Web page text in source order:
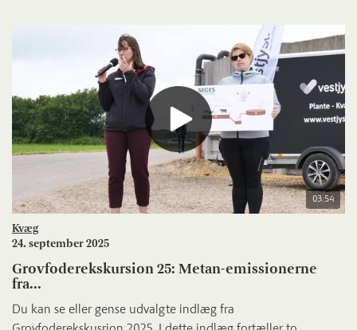
03:54
Kvæg
24. september 2025
Grovfoderekskursion 25: Metan-emissionerne
fra...
Du kan se eller gense udvalgte indlæg fra